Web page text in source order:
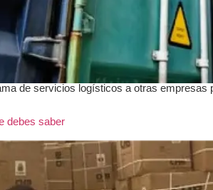
de servicios logísticos a otras
debes saber